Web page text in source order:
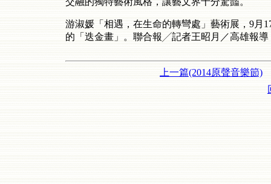
游淑媛「相遇，在生命的轉彎處」藝術展，9月
的「迭金畫」。聯合報╱記者王昭月／高雄報導
上一篇(2014原聲音樂節)